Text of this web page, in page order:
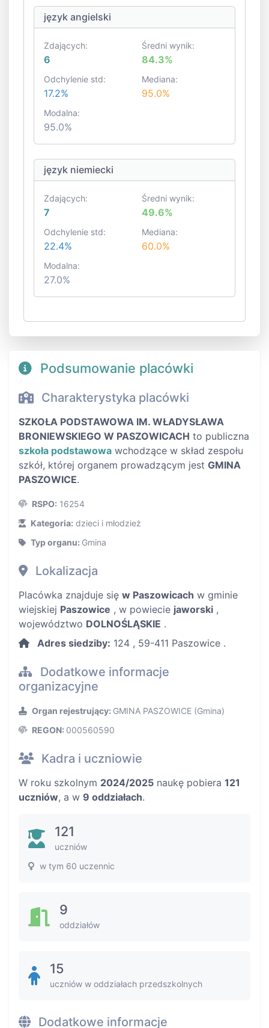
język angielski
Zdających:
6
Średni wynik:
84.3%
Odchylenie std:
17.2%
Mediana:
95.0%
Modalna:
95.0%
język niemiecki
Zdających:
7
Średni wynik:
49.6%
Odchylenie std:
22.4%
Mediana:
60.0%
Modalna:
27.0%
Podsumowanie placówki
Charakterystyka placówki
SZKOŁA PODSTAWOWA IM. WŁADYSŁAWA
BRONIEWSKIEGO W PASZOWICACH to publiczna
szkoła podstawowa wchodzące w skład zespołu
szkół, której organem prowadzącym jest GMINA
PASZOWICE.
RSPO: 16254
Kategoria: dzieci i młodzież
Typ organu: Gmina
Lokalizacja
Placówka znajduje się w Paszowicach w gminie
wiejskiej Paszowice , w powiecie jaworski ,
województwo DOLNOŚLĄSKIE .
Adres siedziby: 124 , 59-411 Paszowice .
Dodatkowe informacje
organizacyjne
Organ rejestrujący: GMINA PASZOWICE (Gmina)
REGON: 000560590
Kadra i uczniowie
W roku szkolnym 2024/2025 naukę pobiera 121
uczniów, a w 9 oddziałach.
121
uczniów
w tym 60 uczennic
9
oddziałów
15
uczniów w oddziałach przedszkolnych
Dodatkowe informacje